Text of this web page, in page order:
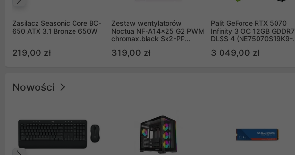
Zasilacz Seasonic Core BC-
650 ATX 3.1 Bronze 650W
219,00 zł
Zestaw wentylatorów
Noctua NF-A14x25 G2 PWM
chromax.black Sx2-PP
(2szt)
319,00 zł
Palit GeForce RTX 5070
Infinity 3 OC 12GB GDDR7
DLSS 4 (NE75070S19K9-
3 049,00 zł
Nowości